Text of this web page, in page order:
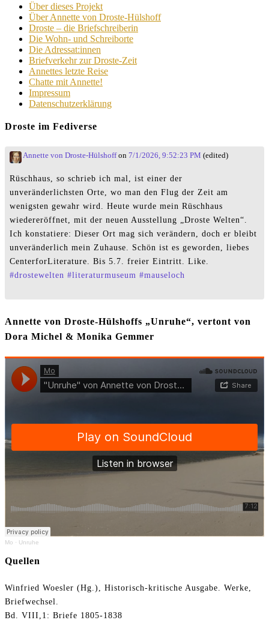
Über dieses Projekt
Über Annette von Droste-Hülshoff
Droste – die Briefschreiberin
Die Wohn- und Schreiborte
Die Adressat:innen
Briefverkehr zur Droste-Zeit
Annettes letzte Reise
Chatte mit Annette!
Impressum
Datenschutzerklärung
Droste im Fediverse
Annette von Droste-Hülshoffon 7/1/2026, 9:52:23 PM (edited)
Rüschhaus, so schrieb ich mal, ist einer der
unveränderlichsten Orte, wo man den Flug der Zeit am
wenigsten gewahr wird. Heute wurde mein Rüschhaus
wiedereröffnet, mit der neuen Ausstellung „Droste Welten“.
Ich konstatiere: Dieser Ort mag sich verändern, doch er bleibt
unveränderlich mein Zuhause. Schön ist es geworden, liebes
CenterforLiterature. Bis 5.7. freier Eintritt. Like.
#drostewelten #literaturmuseum #mauseloch
Annette von Droste-Hülshoffs „Unruhe“, vertont von
Dora Michel & Monika Gemmer
Mo · Unruhe
Quellen
Winfried Woesler (Hg.), Historisch-kritische Ausgabe. Werke,
Briefwechsel.
Bd. VIII,1: Briefe 1805-1838